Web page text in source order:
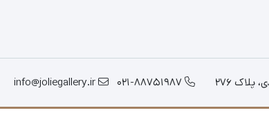
276
021-88751987
info@joliegallery.ir